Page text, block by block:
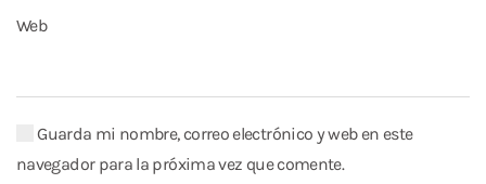
Web
Guarda mi nombre, correo electrónico y web en este
navegador para la próxima vez que comente.